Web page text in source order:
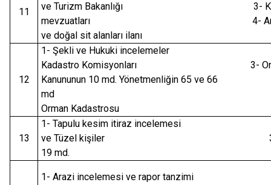
11
ve Turizm Bakanlığı 3- Kendi
mevzuatları 4-
ve doğal sit alanları ilanı
12
1- Şekli ve Hukuki incelemeler
Kadastro Komisyonları 3-
Kanununun 10 md. Yönetmenliğin 65 ve 66
md
Orman Kadastrosu
13
1- Tapulu kesim itiraz
ve Tüzel kişiler 3-
19 md.
1- Arazi incelemesi ve rapor